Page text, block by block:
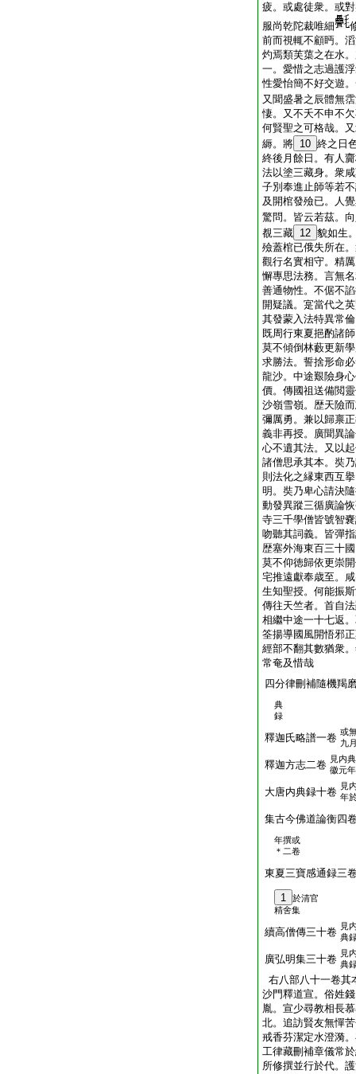
疲。或處徒衆。或
服尚乾陀裁唯細
前而視輒不顧眄。
灼焉類芙蕖之在水
一。愛惜之志過護
性愛怡簡不好交遊
又聞盛暑之辰體無
悽。又不夭不申不
何賢聖之可格哉。
縟。將 10 終之日
終後月餘日。有人
法以塗三藏身。衆
子別奉進止師等若
及開棺發殮已。人
驚問。皆云若茲。
覩三藏 12 貌如生
殮蓋棺已俄失所在
觀行名實相守。精
懈專思法務。言無
善通物性。不倨不
開疑議。寔當代之
其發蒙入法特異常
既周行東夏挹酌諸
莫不傾倒林藪更新
求勝法。誓捨形命
龍沙。中途艱險身
價。傳國祖送備閲
沙嶺雪嶺。歴天險
彌厲勇。兼以歸禀
義非再授。廣聞異
心不遺其法。又以
諸僧思承其本。奘
則法化之縁東西互
明。奘乃卑心請決
動發異蹤三循廣論
寺三千學僧皆號智
吻聽其詞義。皆彈
歴塞外海東百三十
莫不仰徳歸依更崇
宅推遠獻奉歳至。
生知聖授。何能振
傳往天竺者。首自
相繼中途一十七返
筌揚導國風開悟邪
經部不翻其數猶衆
常奄及惜哉
四分律刪補隨機羯
典
録
釋迦氏略譜一卷 或
九
釋迦方志二卷 見内
徽元
大唐内典録十卷 見
年
集古今佛道論衡四
年撰或
＊二卷
東夏三寶感通録三
1
於清官
精舍集
續高僧傳三十卷 見
典
廣弘明集三十卷 見
典
右八部八十一卷其
沙門釋道宣。俗姓
胤。宣少尋教相長
北。追訪賢友無憚
戒香芬潔定水澄漪
工律藏刪補章儀常
所修撰並行於代。